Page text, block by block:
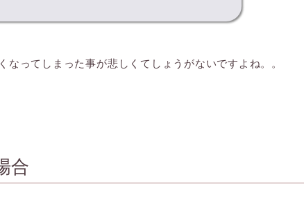
なってしまった事が悲しくてしょうがないですよね。。
合